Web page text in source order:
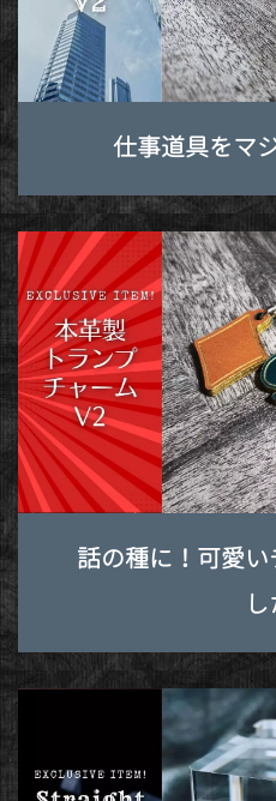
仕事道具をマ
話の種に！可愛